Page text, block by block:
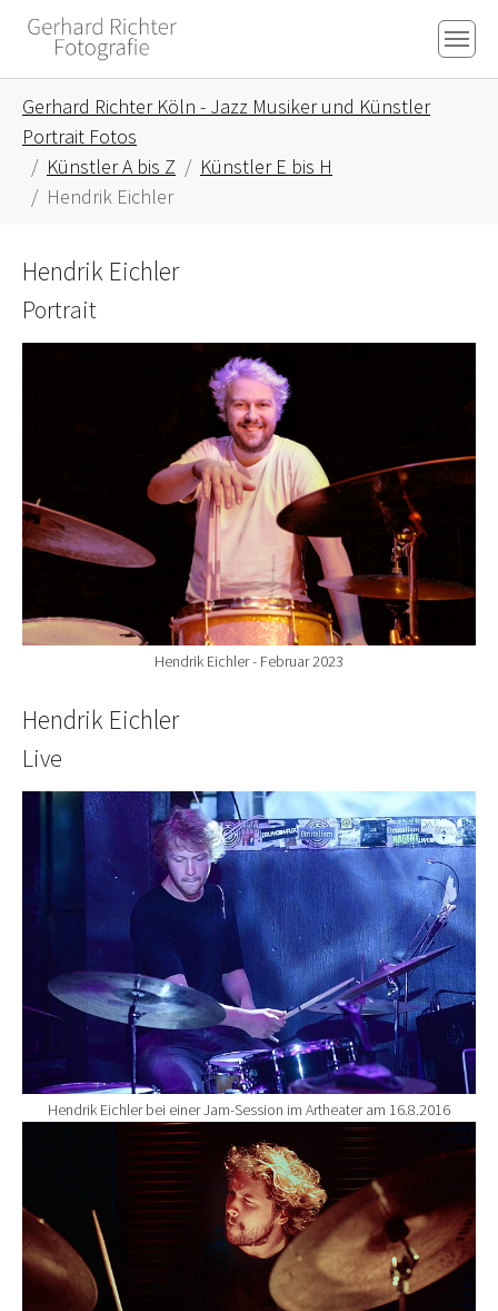
Skip to main content
Skip to page footer
Gerhard Richter Köln - Jazz Musiker und Künstler
Portrait Fotos
Künstler A bis Z
Künstler E bis H
Hendrik Eichler
Hendrik Eichler
Portrait
Show larger version for:
Hendrik Eichler - Februar 2023
Hendrik Eichler
Live
Show larger version for:
Hendrik Eichler bei einer Jam-Session im Artheater am 16.8.2016
Show larger version for: